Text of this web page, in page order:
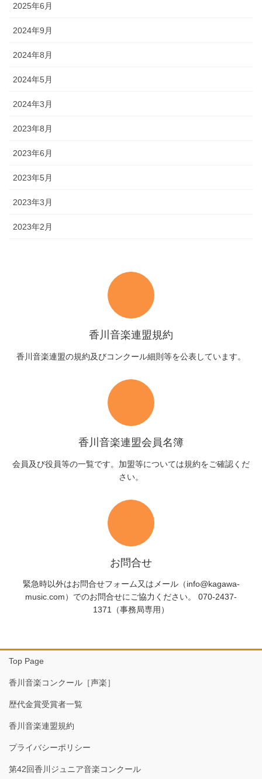
2025年6月
2024年9月
2024年8月
2024年5月
2024年3月
2023年8月
2023年6月
2023年5月
2023年3月
2023年2月
香川音楽連盟規約
香川音楽連盟の規約及びコンクール細則等を公表しています。
香川音楽連盟会員名簿
会員及び役員等の一覧です。加盟等については規約をご確認くだ
さい。
お問合せ
緊急時以外はお問合せフォーム又はメール（info@kagawa-
music.com）でのお問合せにご協力ください。 070-2437-
1371（事務局専用）
Top Page
香川音楽コンクール［声楽］
歴代金賞受賞者一覧
香川音楽連盟規約
プライバシーポリシー
第42回香川ジュニア音楽コンクール